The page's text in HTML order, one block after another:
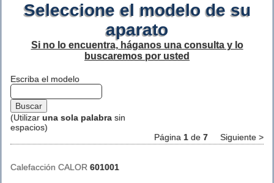
Seleccione el modelo de su
aparato
Si no lo encuentra, háganos una consulta y lo
buscaremos por usted
Escriba el modelo
(Utilizar una sola palabra sin
espacios)
Página 1 de 7 Siguiente >
Calefacción CALOR 601001